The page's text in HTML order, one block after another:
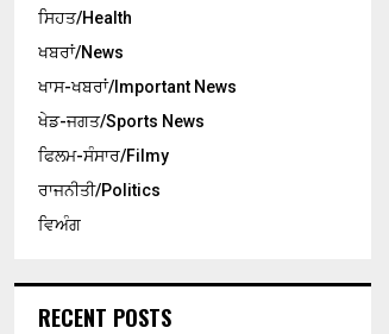
ਸਿਹਤ/Health
ਖਬਰਾਂ/News
ਖਾਸ-ਖਬਰਾਂ/Important News
ਖੇਡ-ਜਗਤ/Sports News
ਫਿਲਮ-ਸੰਸਾਰ/Filmy
ਰਾਜਨੀਤੀ/Politics
ਵਿਅੰਗ
RECENT POSTS